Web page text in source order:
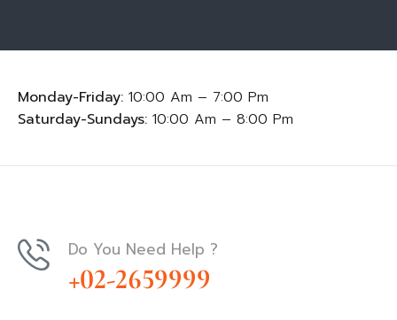
Monday-Friday: 10:00 Am – 7:00 Pm
Saturday-Sundays: 10:00 Am – 8:00 Pm
Do You Need Help ?
+02-2659999